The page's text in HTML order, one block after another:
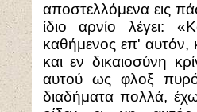
αποστελλόμενα εις
ίδιο αρνίο λέγει:
καθήμενος επ' αυτόν,
και εν δικαιοσύνη
αυτού ως φλοξ
διαδήματα πολλά,